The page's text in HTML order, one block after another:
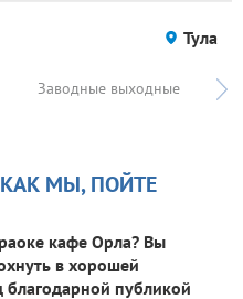
Тула
Заводные выходные
МЫ, ПОЙТЕ
кафе Орла? Вы
в хорошей
публикой